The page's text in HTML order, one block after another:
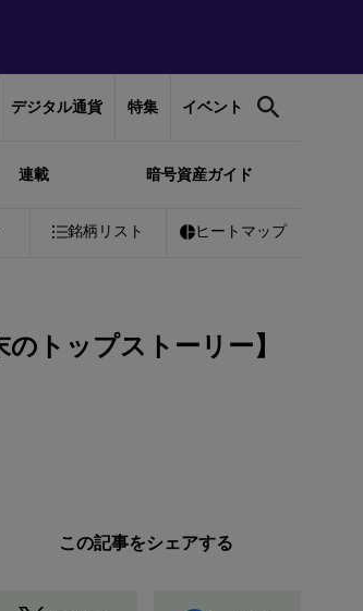
デジタル通貨 特集 イベント
連載 暗号資産ガイド
10,271,301-0.51% Ethereum ￥303,764
銘柄リスト ヒートマップ
トップストーリー】
この記事をシェアする